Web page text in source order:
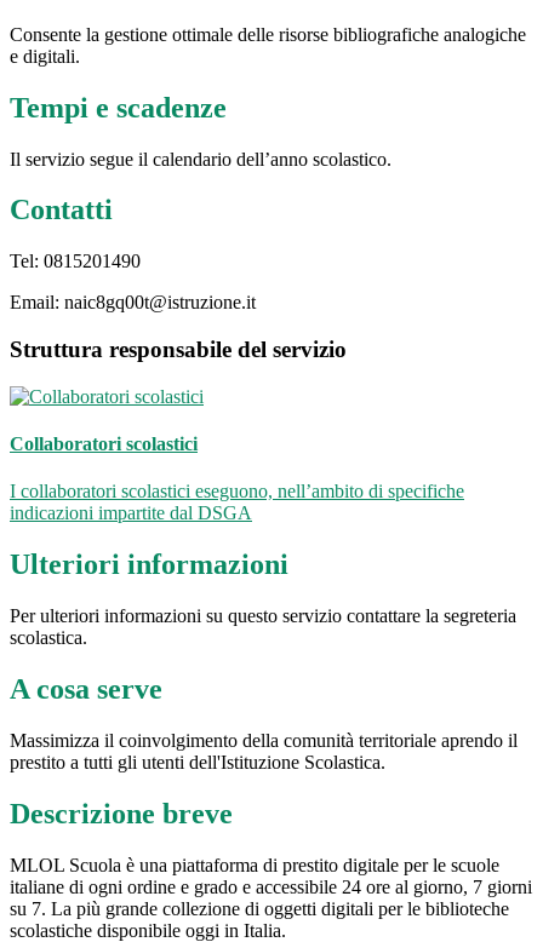
Consente la gestione ottimale delle risorse bibliografiche analogiche
e digitali.
Tempi e scadenze
Il servizio segue il calendario dell’anno scolastico.
Contatti
Tel: 0815201490
Email: naic8gq00t@istruzione.it
Struttura responsabile del servizio
Collaboratori scolastici
I collaboratori scolastici eseguono, nell’ambito di specifiche
indicazioni impartite dal DSGA
Ulteriori informazioni
Per ulteriori informazioni su questo servizio contattare la segreteria
scolastica.
A cosa serve
Massimizza il coinvolgimento della comunità territoriale aprendo il
prestito a tutti gli utenti dell'Istituzione Scolastica.
Descrizione breve
MLOL Scuola è una piattaforma di prestito digitale per le scuole
italiane di ogni ordine e grado e accessibile 24 ore al giorno, 7 giorni
su 7. La più grande collezione di oggetti digitali per le biblioteche
scolastiche disponibile oggi in Italia.